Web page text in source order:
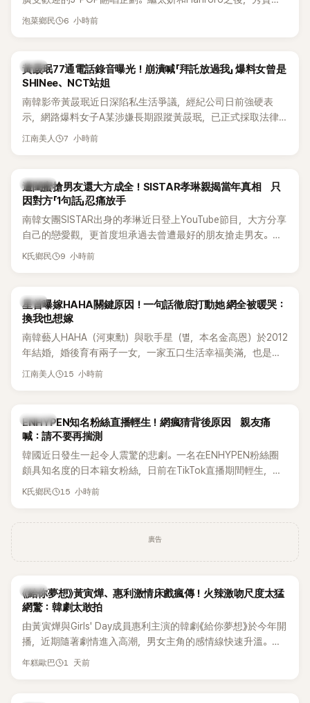
獲選為第三首翻唱歌曲的主唱，並於近期完成錄音。
泡菜鄉民 6 小時前
韓星
黃晸珉77通電話錄音曝光！崩潰喊「拜託放過我」 爆料女曾是
SHINee、NCT站姐
南韓影帝黃晸珉近日深陷私生活爭議，經紀公司日前強硬表
示，網路爆料女子A某涉嫌長期跟蹤黃晸珉，已正式採取法律
行動。不過，A並未停止發聲，持續透過社群平台公開爆料，反
的錄音內容，而A也首度承認自己過去曾是SHINee、NCT等偶
像團體的「站姐」，事件持續延燒。
江南美人 7 小時前
K-POP
遭閨蜜搶男友還大方成全！SISTAR孝琳親揭當年真相 只
因對方「1句話」忍痛放手
南韓女團SISTAR出身的孝琳近日登上YouTube節目，大方分享
自己的戀愛觀，更首度坦承過去曾遭最好的朋友搶走男友。她
表示，當時選擇瀟灑放手，但如果同樣的事情現在再發生，「我
K氏鄉民 9 小時前
韓星
星首曝嫁HAHA關鍵原因！一句話徹底打動她 網全被暖哭：
換我也想嫁
南韓藝人HAHA（河東勳）與歌手星（별，本名金高恩）於2012
年結婚，婚後育有兩子一女，一家五口生活幸福美滿，也是韓
國演藝圈公認的模範夫妻。近日，星首度公開當年決定嫁給
江南美人 15 小時前
K-POP
ENHYPEN知名粉絲直播輕生！網瘋猜背後原因 親友痛
喊：請不要再揣測
韓國近日發生一起令人震驚的悲劇。一名在ENHYPEN粉絲圈
頗具知名度的日本籍女粉絲，日前在TikTok直播期間輕生，最
終不幸身亡，消息曝光後震驚韓網，也讓不少粉絲湧入社群平
K氏鄉民 15 小時前
廣告
韓劇
《給你夢想》黃寅燁、惠利激情床戲瘋傳！火辣激吻尺度太猛
網驚：韓劇太敢拍
由黃寅燁與Girls' Day成員惠利主演的韓劇《給你夢想》於今年開
播，近期隨著劇情進入高潮，男女主角的感情線快速升溫。最
新播出的第8集不僅上演火辣吻戲，更接連出現床戲橋段，讓
年糕歐巴 1 天前